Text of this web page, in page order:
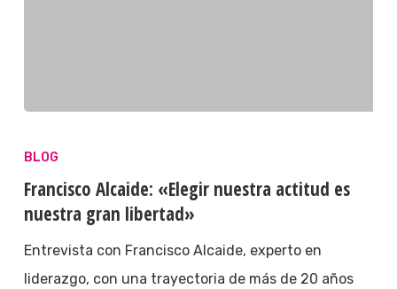
BLOG
Francisco Alcaide: «Elegir nuestra actitud es
nuestra gran libertad»
Entrevista con Francisco Alcaide, experto en
liderazgo, con una trayectoria de más de 20 años